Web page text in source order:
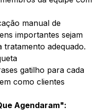
manual de
importantes sejam
tratamento adequado.
gatilho para cada
como clientes
Agendaram":